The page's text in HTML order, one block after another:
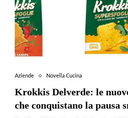
Aziende Novella Cucina
Krokkis Delverde: le
che conquistano la pausa